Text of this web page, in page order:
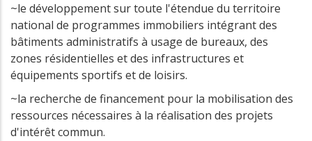
~le développement sur toute l'étendue du territoire
national de programmes immobiliers intégrant des
bâtiments administratifs à usage de bureaux, des
zones résidentielles et des infrastructures et
équipements sportifs et de loisirs.
~la recherche de financement pour la mobilisation des
ressources nécessaires à la réalisation des projets
d'intérêt commun.